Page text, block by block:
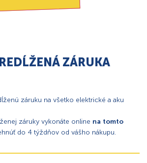
ZÁRUKA
záruku na všetko elektrické a aku
záruky vykonáte online na tomto
do 4 týždňov od vášho nákupu.